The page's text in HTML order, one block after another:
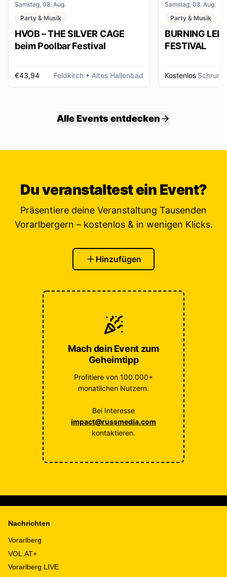
Samstag, 08. Aug.
Party & Musik
HVOB – THE SILVER CAGE
beim Poolbar Festival
€43,94 Feldkirch • Altes Hallenbad
Samstag, 08. Aug.
Party & Musik
BURNING
FESTIVAL
Kostenlos Schruns
Alle Events entdecken
Du veranstaltest ein Event?
Präsentiere deine Veranstaltung Tausenden
Vorarlbergern – kostenlos & in wenigen Klicks.
Hinzufügen
Mach dein Event zum
Geheimtipp
Profitiere von 100.000+
monatlichen Nutzern.
Bei Interesse
impact@russmedia.com
kontaktieren.
Nachrichten
Vorarlberg
VOL.AT+
Vorarlberg LIVE